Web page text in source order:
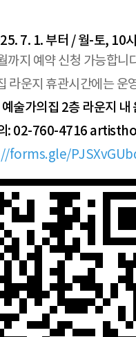
7. 1. 부터 / 월-토, 10
지 예약 신청 가능합니
라운지 휴관시간에는 운
술가의집 2층 라운지
: 02-760-4716
forms.gle/